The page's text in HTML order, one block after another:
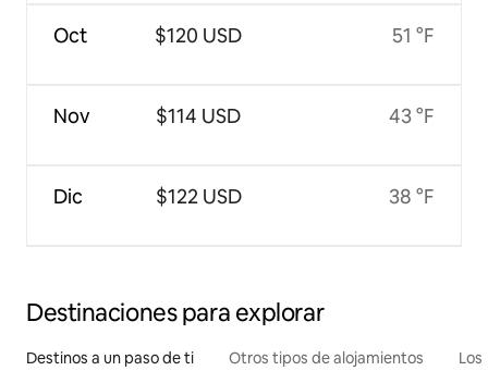
Oct
Nov
Dic
$120 USD
$114 USD
$122 USD
51 °F
43 °F
38 °F
Destinaciones para explorar
Destinos a un paso de ti Otros tipos de alojamientos